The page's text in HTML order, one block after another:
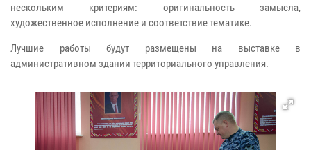
нескольким критериям: оригинальность замысла,
художественное исполнение и соответствие тематике.
Лучшие работы будут размещены на выставке в
административном здании территориального управления.